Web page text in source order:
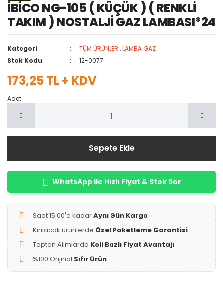
İBİCO NG-105 ( KÜÇÜK ) ( RENKLİ
TAKIM ) NOSTALJİ GAZ LAMBASI*24
Kategori TÜM ÜRÜNLER ,LAMBA GAZ
Stok Kodu
12-0077
173,25 TL + KDV
Adet
Sepete Ekle
WhatsApp ile Hızlı Fiyat & Stok Sor
Saat 15:00'e kadarAynı Gün Kargo
Kırılacak ürünlerde Özel Paketleme Garantisi
Toptan Alımlarda Koli Bazlı Fiyat Avantajı
%100 Orijinal Sıfır Ürün